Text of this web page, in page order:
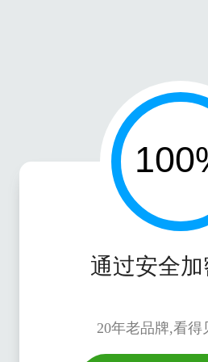
通过安全加
20年老品牌,看得